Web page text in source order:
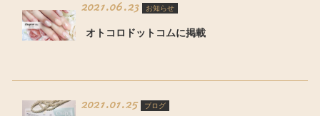
2021.06.23 お知らせ
オトコロドットコムに掲載
2021.01.25 ブログ